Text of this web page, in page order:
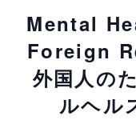
Mental
Foreign
外国人の
ルヘル